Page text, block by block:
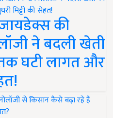
की
ने बदली खेती
घटी लागत और